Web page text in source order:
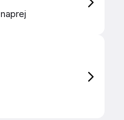
naprej